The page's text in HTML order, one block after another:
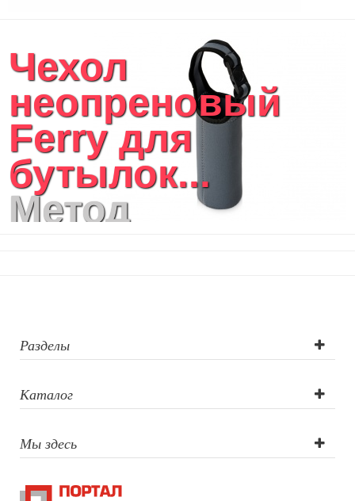
Чехол
неопреновый
Ferry для
бутылок...
Метод
Разделы
Каталог
Мы здесь